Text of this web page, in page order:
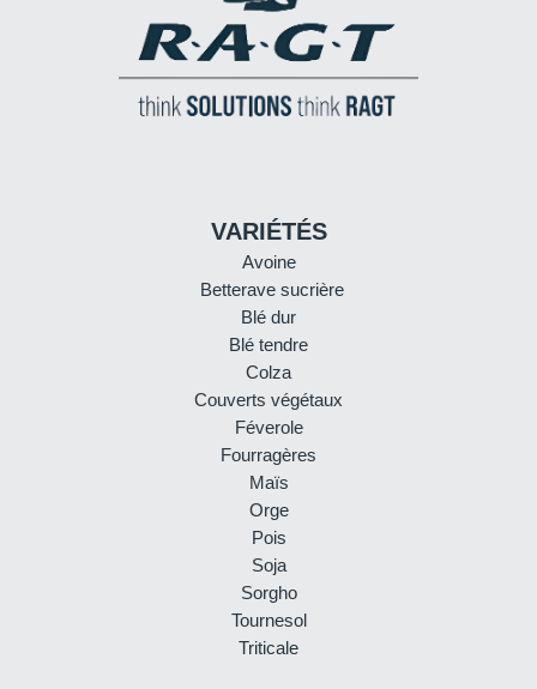
VARIÉTÉS
Avoine
Betterave sucrière
Blé dur
Blé tendre
Colza
Couverts végétaux
Féverole
Fourragères
Maïs
Orge
Pois
Soja
Sorgho
Tournesol
Triticale